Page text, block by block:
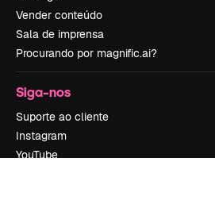
Vender conteúdo
Sala de imprensa
Procurando por magnific.ai?
Siga-nos
Suporte ao cliente
Instagram
YouTube